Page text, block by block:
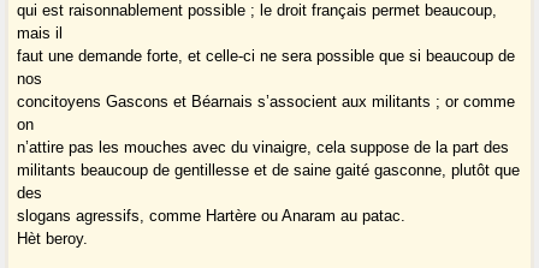
qui est raisonnablement possible ; le droit français permet beaucoup,
mais il
faut une demande forte, et celle-ci ne sera possible que si beaucoup de
nos
concitoyens Gascons et Béarnais s’associent aux militants ; or comme
on
n’attire pas les mouches avec du vinaigre, cela suppose de la part des
militants beaucoup de gentillesse et de saine gaité gasconne, plutôt que
des
slogans agressifs, comme Hartère ou Anaram au patac.
Hèt beroy.